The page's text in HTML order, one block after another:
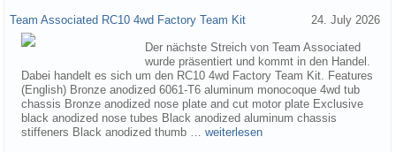
Team Associated RC10 4wd Factory Team Kit 24. July 2026
Der nächste Streich von Team Associated
wurde präsentiert und kommt in den Handel.
Dabei handelt es sich um den RC10 4wd Factory Team Kit. Features
(English) Bronze anodized 6061-T6 aluminum monocoque 4wd tub
chassis Bronze anodized nose plate and cut motor plate Exclusive
black anodized nose tubes Black anodized aluminum chassis
stiffeners Black anodized thumb … weiterlesen